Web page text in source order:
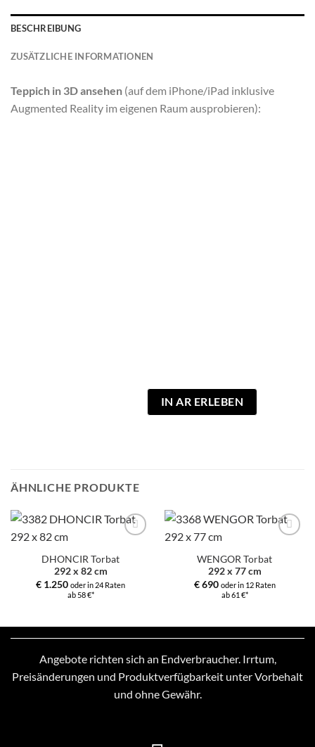
BESCHREIBUNG
ZUSÄTZLICHE INFORMATIONEN
Teppich in 3D ansehen (auf dem iPhone/iPad inklusive
Augmented Reality im eigenen Raum ausprobieren):
IN AR ERLEBEN
ÄHNLICHE PRODUKTE
Auswahl
hinzufügen
DHONCIR Torbat
292 x 82 cm
€ 1.250 oder in 24 Raten
ab 58 €*
Auswahl
hinzufügen
WENGOR Torbat
292 x 77 cm
€690 oder in 12 Raten
ab 61 €*
Angebote richten sich an Endverbraucher. Irrtum,
Preisänderungen und Produktverfügbarkeit unter Vorbehalt
und ohne Gewähr.